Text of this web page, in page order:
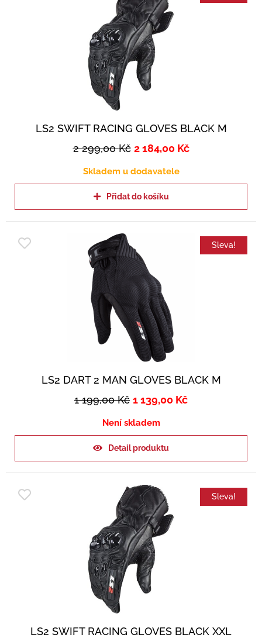
LS2 SWIFT RACING GLOVES BLACK M
2 299,00Kč 2 184,00 Kč
Skladem u dodavatele
Přidat do košíku
Sleva!
LS2 DART 2 MAN GLOVES BLACK M
1 199,00Kč 1 139,00 Kč
Není skladem
Detail produktu
Sleva!
LS2 SWIFT RACING GLOVES BLACK XXL